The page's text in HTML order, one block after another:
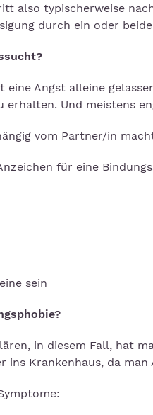
also typischerweise
durch ein oder
eine Angst alleine
erhalten. Und meistens
vom Partner/in
für eine
sein
in diesem Fall, hat
ins Krankenhaus, da